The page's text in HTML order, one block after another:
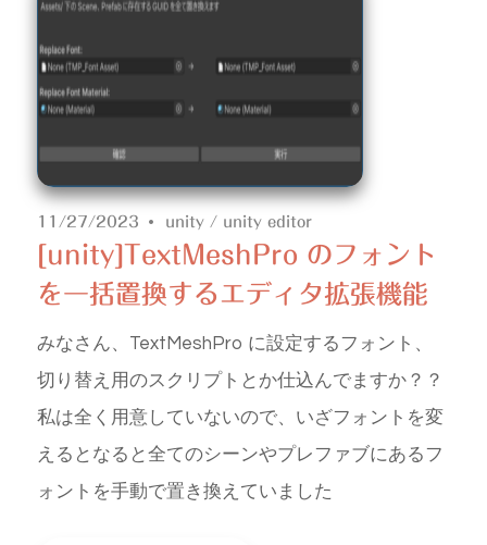
11/27/2023 unity / unity editor
[unity]TextMeshPro のフォント
を一括置換するエディタ拡張機能
みなさん、TextMeshPro に設定するフォント、
切り替え用のスクリプトとか仕込んでますか？？
私は全く用意していないので、いざフォントを変
えるとなると全てのシーンやプレファブにあるフ
ォントを手動で置き換えていました